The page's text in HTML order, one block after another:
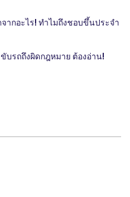
ากอะไร! ทำไมถึงชอบขึ้นประจำ
บรถถึงผิดกฎหมาย ต้องอ่าน!